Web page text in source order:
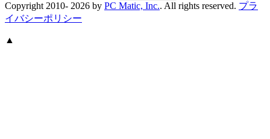
Copyright 2010- 2026 by PC Matic, Inc.. All rights reserved. プラ
イバシーポリシー
▲